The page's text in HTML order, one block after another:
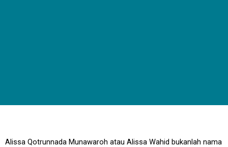
Alissa Qotrunnada Munawaroh atau Alissa Wahid bukanlah nama